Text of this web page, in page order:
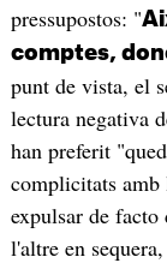
pressupostos: "
comptes,
punt de vista, el
lectura negativa
han preferit
complicitats amb
expulsar de facto
l'altre en